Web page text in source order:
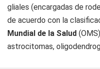
gliales (encargadas de
de acuerdo con la
Mundial de la Salud
astrocitomas,